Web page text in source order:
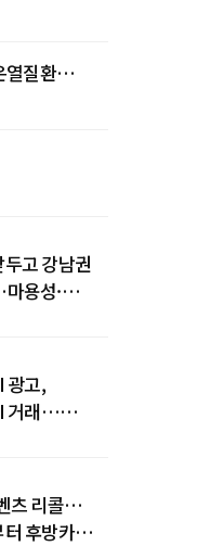
열질환…
고 강남권
용성·
광고,
거래…
츠 리콜…
후방카메라